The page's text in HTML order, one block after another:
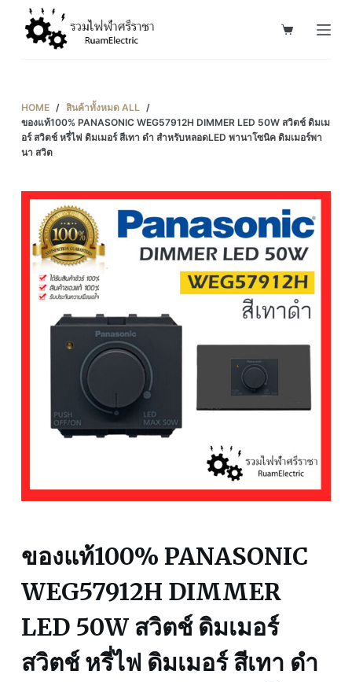
o
c
HOME / สินค้าทั้งหมด ALL /
ของแท้100% PANASONIC WEG57912H DIMMER LED 50W สวิตช์ ดิมเม
อร์ สวิตช์ หรี่ไฟ ดิมเมอร์ สีเทา ดำ สำหรับหลอดLED พานาโซนิค ดิมเมอร์พา
นา สวิต
ของแท้100% PANASONIC
WEG57912H DIMMER
LED 50W สวิตช์ ดิมเมอร์
สวิตช์ หรี่ไฟ ดิมเมอร์ สีเทา ดำ